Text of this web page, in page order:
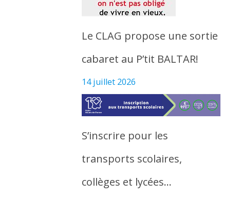
Le CLAG propose une sortie
cabaret au P’tit BALTAR!
14 juillet 2026
S’inscrire pour les
transports scolaires,
collèges et lycées…